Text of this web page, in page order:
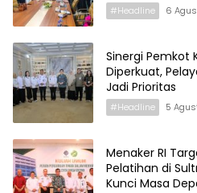
#Headline 6
Sinergi Pemkot
Diperkuat,
Jadi Prioritas
#Headline 5
Menaker RI
Pelatihan di
Kunci Masa